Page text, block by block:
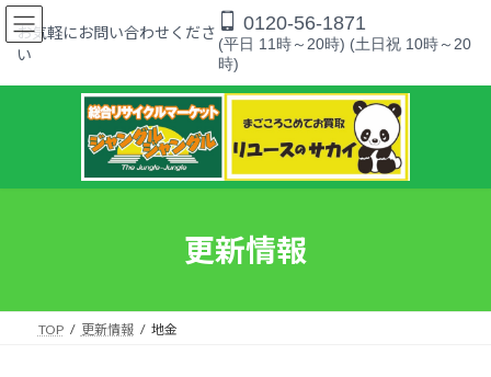
コ
ン
ッ
ナ
ビ
移
お気軽にお問い合わせくださ
い
0120-56-1871
(平日 11時～20時) (土日祝 10時～20
時)
更新情報
TOP 更新情報 地金